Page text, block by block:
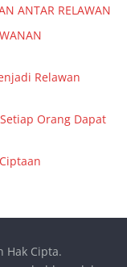
ANTAR RELAWAN
Relawan
Orang Dapat
Hak Cipta.